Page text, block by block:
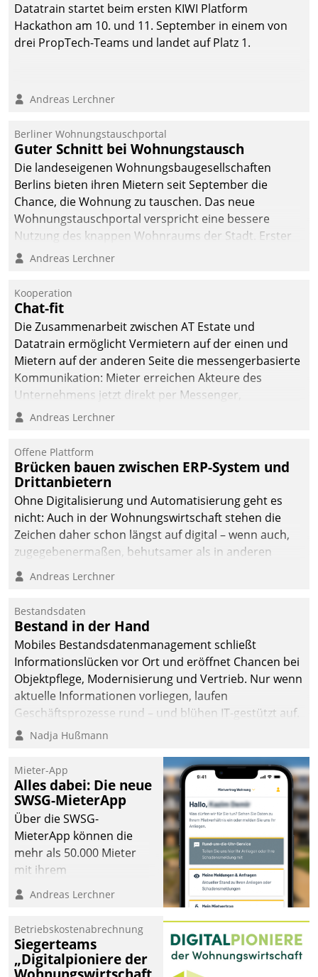
Datatrain startet beim ersten KIWI Platform
Hackathon am 10. und 11. September in einem von
drei PropTech-Teams und landet auf Platz 1.
Andreas Lerchner
Berliner Wohnungstauschportal
Guter Schnitt bei Wohnungstausch
Die landeseigenen Wohnungsbaugesellschaften
Berlins bieten ihren Mietern seit September die
Chance, die Wohnung zu tauschen. Das neue
Wohnungstauschportal verspricht eine bessere
Nutzung des knappen Wohnraums der Stadt. Erster
Anwendungsfall für Datatrains Lösung API-Hub mit
Unternehmen.
Andreas Lerchner
Kooperation
Chat-fit
Die Zusammenarbeit zwischen AT Estate und
Datatrain ermöglicht Vermietern auf der einen und
Mietern auf der anderen Seite die messengerbasierte
Kommunikation: Mieter erreichen Akteure des
Unternehmens jetzt direkt per Messenger,
Mitarbeiter oder Dienstleister empfangen oder
Andreas Lerchner
Offene Plattform
Brücken bauen zwischen ERP-System und
Drittanbietern
Ohne Digitalisierung und Automatisierung geht es
nicht: Auch in der Wohnungswirtschaft stehen die
Zeichen daher schon längst auf digital – wenn auch,
zugegebenermaßen, behutsamer als in anderen
Branchen.
Andreas Lerchner
Bestandsdaten
Bestand in der Hand
Mobiles Bestandsdatenmanagement schließt
Informationslücken vor Ort und eröffnet Chancen bei
Objektpflege, Modernisierung und Vertrieb. Nur wenn
aktuelle Informationen vorliegen, laufen
Geschäftsprozesse rund – und blühen IT-gestützt auf.
Nadja Hußmann
Mieter-App
Alles dabei: Die neue
SWSG-MieterApp
Über die SWSG-
MieterApp können die
mehr als 50.000 Mieter
mit ihrem
Wohnungsunternehmen
kommunizieren, auf dem
einsehen und ändern
oder
Schadensmeldungen
Andreas Lerchner
Betriebskostenabrechnung
Siegerteams
„Digitalpioniere der